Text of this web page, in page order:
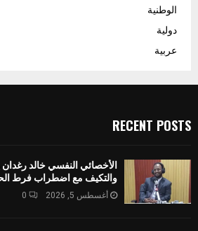
الوطنية
دولية
عربية
RECENT POSTS
الأخصائي النفسي خالد رغدان
والتكيف مع اضطراب فرط
أغسطس 5, 2026 0